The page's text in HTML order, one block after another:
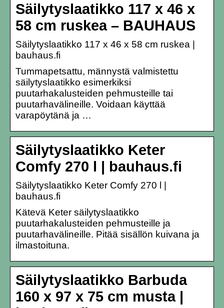
Säilytyslaatikko 117 x 46 x
58 cm ruskea – BAUHAUS
Säilytyslaatikko 117 x 46 x 58 cm ruskea |
bauhaus.fi
Tummapetsattu, männystä valmistettu
säilytyslaatikko esimerkiksi
puutarhakalusteiden pehmusteille tai
puutarhavälineille. Voidaan käyttää
varapöytänä ja …
Säilytyslaatikko Keter
Comfy 270 l | bauhaus.fi
Säilytyslaatikko Keter Comfy 270 l |
bauhaus.fi
Kätevä Keter säilytyslaatikko
puutarhakalusteiden pehmusteille ja
puutarhavälineille. Pitää sisällön kuivana ja
ilmastoituna.
Säilytyslaatikko Barbuda
160 x 97 x 75 cm musta |